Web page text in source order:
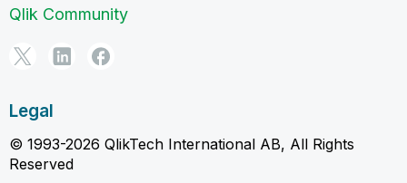
Qlik Community
Legal
© 1993-2026 QlikTech International AB, All Rights
Reserved